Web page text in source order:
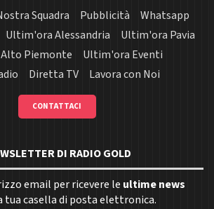
Squadra Pubblicità
Whatsapp
Ultim'ora Alessandria
Ultim'ora Pavia
Piemonte
Ultim'ora Eventi
Diretta TV Lavora con Noi
CONTATTACI
DI RADIO GOLD
email per ricevere le ultime news
casella di posta elettronica.